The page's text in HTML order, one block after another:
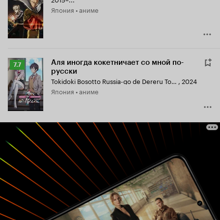
8.3
Япония • аниме
Рейтинг
Кинопоиска
7.7
7.7
Аля иногда кокетничает со мной по-
русски
Tokidoki Bosotto Russia-go de Dereru Tonari no Alya-san , 2024
Япония • аниме